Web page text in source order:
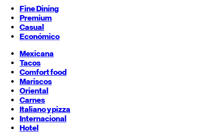
Fine Dining
Premium
Casual
Económico
Mexicana
Tacos
Comfort food
Mariscos
Oriental
Carnes
Italiano y pizza
Internacional
Hotel